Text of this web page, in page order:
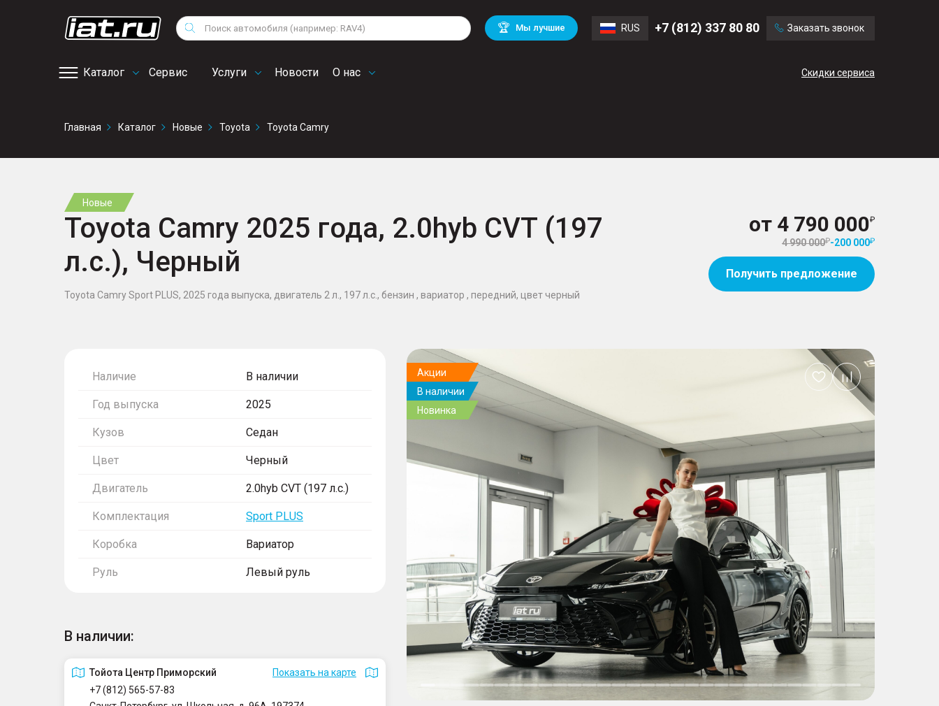
Поиск 🏆 Мы лучшие RUS +7 (812) 337 80 80 Заказать звонок
Каталог Сервис
сервис
Услуги Новости О нас Скидки сервиса
Снегоходы
Квадроциклы
Volkswagen
Mitsubishi BMW
Audi
Chevrolet Mercedes Benz
Главная Каталог Новые Toyota Toyota Camry
Новые
Toyota Camry 2025 года, 2.0hyb CVT (197
л.с.), Черный
Toyota Camry Sport PLUS, 2025 года выпуска, двигатель 2 л., 197 л.с., бензин , вариатор , передний, цвет черный
от 4 790 000
4 990 000 -200 000
Получить предложение
Наличие В наличии
Год выпуска 2025
Кузов Седан
Цвет Черный
Двигатель 2.0hyb CVT (197 л.с.)
Комплектация Sport PLUS
Коробка Вариатор
Руль Левый руль
В наличии:
Тойота Центр Приморский
Показать на карте
+7 (812) 565-57-83
Акции
В наличии
Новинка
Добавить
в
избранное